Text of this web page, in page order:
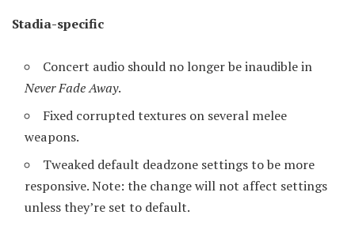
Stadia-specific
Concert audio should no longer be inaudible in
Never Fade Away.
Fixed corrupted textures on several melee
weapons.
Tweaked default deadzone settings to be more
responsive. Note: the change will not affect settings
unless they’re set to default.